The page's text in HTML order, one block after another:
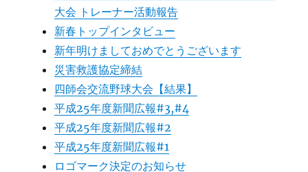
大会 トレーナー活動報告
新春トップインタビュー
新年明けましておめでとうございます
災害救護協定締結
四師会交流野球大会【結果】
平成25年度新聞広報#3,#4
平成25年度新聞広報#2
平成25年度新聞広報#1
ロゴマーク決定のお知らせ